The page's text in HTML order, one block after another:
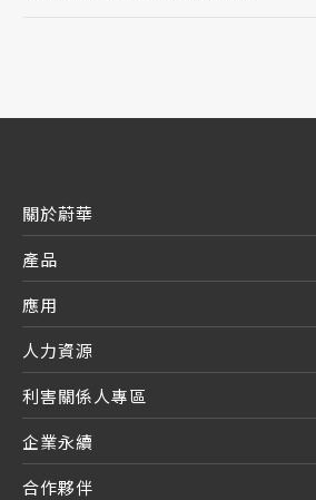
關於蔚華
產品
應用
人力資源
利害關係人專區
企業永續
合作夥伴